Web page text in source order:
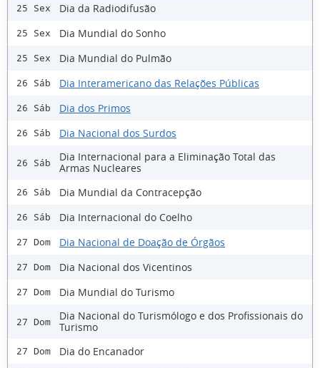
25 Sex Dia da Radiodifusão
25 Sex Dia Mundial do Sonho
25 Sex Dia Mundial do Pulmão
26 Sáb Dia Interamericano das Relações Públicas
26 Sáb Dia dos Primos
26 Sáb Dia Nacional dos Surdos
26 Sáb
Dia Internacional para a Eliminação Total das
Armas Nucleares
26 Sáb Dia Mundial da Contracepção
26 Sáb Dia Internacional do Coelho
27 Dom Dia Nacional de Doação de Órgãos
27 Dom Dia Nacional dos Vicentinos
27 Dom Dia Mundial do Turismo
27 Dom
Dia Nacional do Turismólogo e dos Profissionais do
Turismo
27 Dom Dia do Encanador